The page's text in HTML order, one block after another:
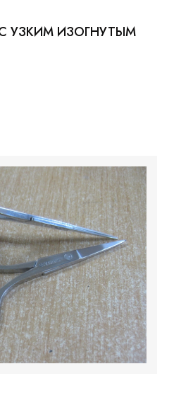
УЗКИМ ИЗОГНУТЫМ